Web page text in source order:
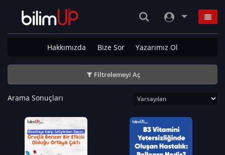
Hakkımızda Bize Sor Yazarımız Ol
Filtrelemeyi Aç
Arama Sonuçları